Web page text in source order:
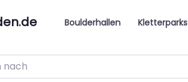
Boulderhallen Kletterparks